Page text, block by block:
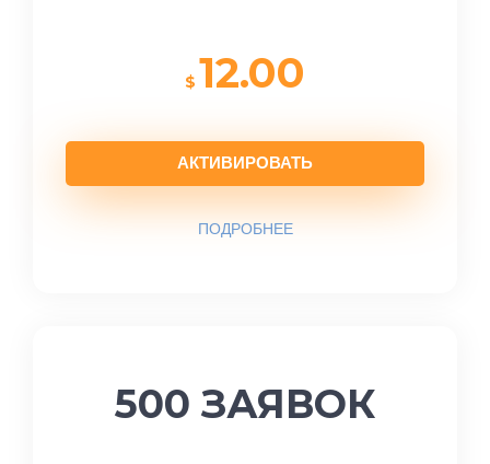
$ 12.00
АКТИВИРОВАТЬ
ПОДРОБНЕЕ
500 ЗАЯВОК